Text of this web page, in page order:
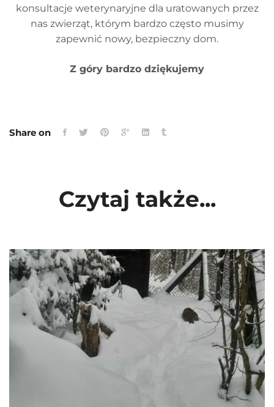
konsultacje weterynaryjne dla uratowanych przez
nas zwierząt, którym bardzo często musimy
zapewnić nowy, bezpieczny dom.
Z góry bardzo dziękujemy
Share on
Czytaj także...